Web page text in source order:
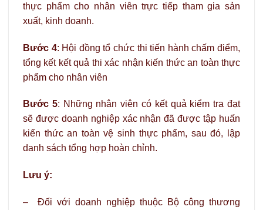
thực phẩm cho nhân viên trực tiếp tham gia sản
xuất, kinh doanh.
Bước 4: Hội đồng tổ chức thi tiến hành chấm điểm,
tổng kết kết quả thi xác nhận kiến thức an toàn thực
phẩm cho nhân viên
Bước 5: Những nhân viên có kết quả kiểm tra đạt
sẽ được doanh nghiệp xác nhận đã được tập huấn
kiến thức an toàn vệ sinh thực phẩm, sau đó, lập
danh sách tổng hợp hoàn chỉnh.
Lưu ý:
– Đối với doanh nghiệp thuộc Bộ công thương